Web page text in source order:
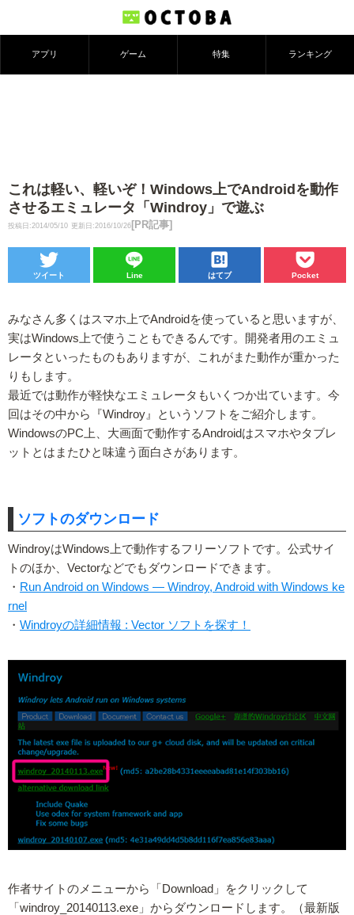
アプリ ゲーム 特集 ランキング
これは軽い、軽いぞ！Windows上でAndroidを動作
させるエミュレータ「Windroy」で遊ぶ
投稿日:2014/05/10 更新日:2016/10/26 [PR記事]
ツイート Line はてブ Pocket
みなさん多くはスマホ上でAndroidを使っていると思いますが、
実はWindows上で使うこともできるんです。開発者用のエミュ
レータといったものもありますが、これがまた動作が重かった
りもします。
最近では動作が軽快なエミュレータもいくつか出ています。今
回はその中から『Windroy』というソフトをご紹介します。
WindowsのPC上、大画面で動作するAndroidはスマホやタブレ
ットとはまたひと味違う面白さがあります。
ソフトのダウンロード
WindroyはWindows上で動作するフリーソフトです。公式サイ
トのほか、Vectorなどでもダウンロードできます。
・ Run Android on Windows — Windroy, Android with Windows ke
rnel
・ Windroyの詳細情報 : Vector ソフトを探す！
作者サイトのメニューから「Download」をクリックして
「windroy_20140113.exe」からダウンロードします。（最新版